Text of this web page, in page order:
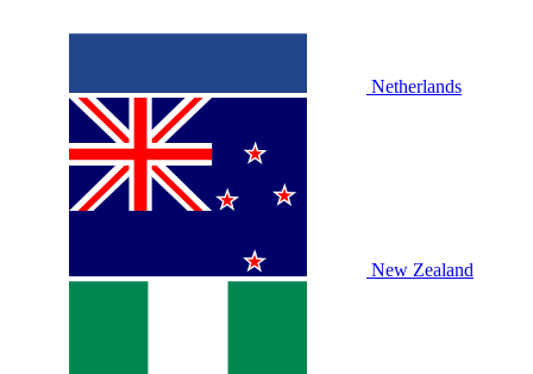
Netherlands
New Zealand